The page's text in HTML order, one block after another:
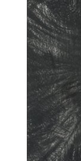
Jan
Jan
giganten III
Jan